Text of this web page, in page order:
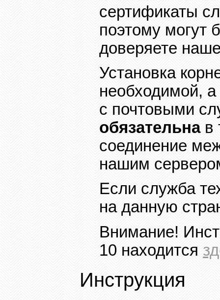
сертификаты
поэтому могут
доверяете
Установка
необходимой,
с почтовыми
обязательнав
соединение
нашим
Если служба
на данную
Внимание!
10 находится
Инструкция